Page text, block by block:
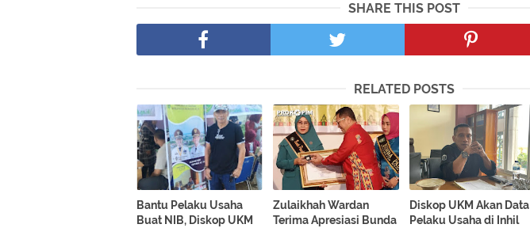
SHARE THIS POST
RELATED POSTS
Bantu Pelaku Usaha
Buat NIB, Diskop UKM
Zulaikhah Wardan
Terima Apresiasi Bunda
Diskop UKM Akan Data
Pelaku Usaha di Inhil